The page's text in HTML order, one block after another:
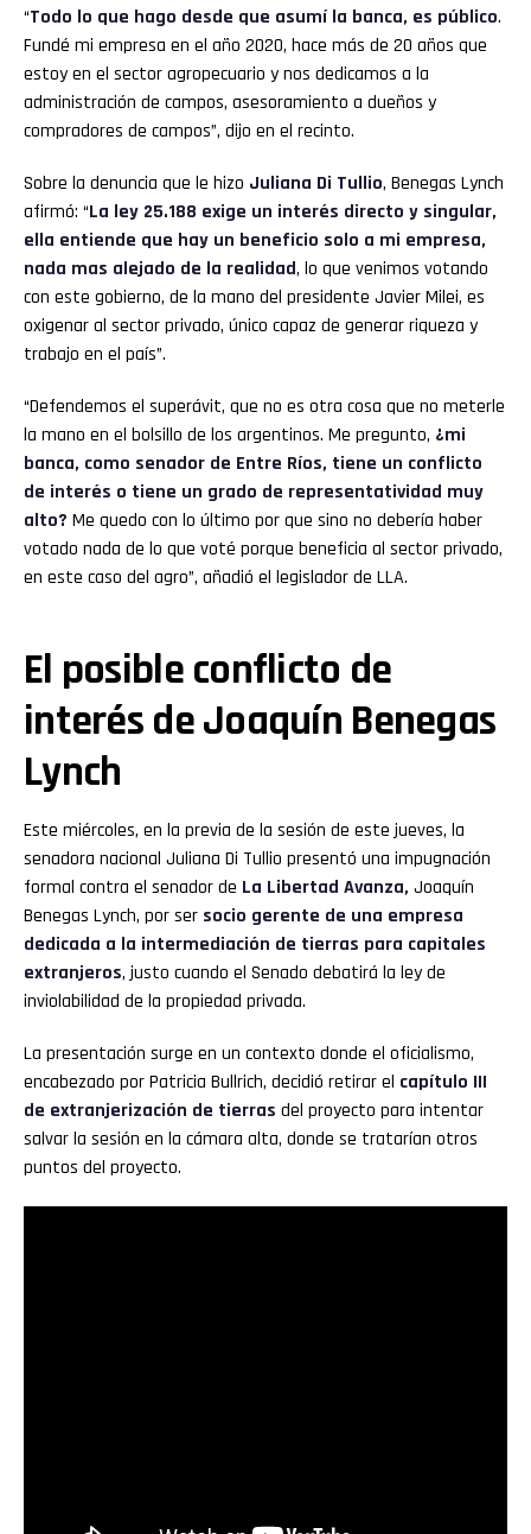
“Todo lo que hago desde que asumí la banca, es público.
Fundé mi empresa en el año 2020, hace más de 20 años que
estoy en el sector agropecuario y nos dedicamos a la
administración de campos, asesoramiento a dueños y
compradores de campos”, dijo en el recinto.
Sobre la denuncia que le hizo Juliana Di Tullio, Benegas Lynch
afirmó: “La ley 25.188 exige un interés directo y singular,
ella entiende que hay un beneficio solo a mi empresa,
nada mas alejado de la realidad, lo que venimos votando
con este gobierno, de la mano del presidente Javier Milei, es
oxigenar al sector privado, único capaz de generar riqueza y
trabajo en el país”.
“Defendemos el superávit, que no es otra cosa que no meterle
la mano en el bolsillo de los argentinos. Me pregunto, ¿mi
banca, como senador de Entre Ríos, tiene un conflicto
de interés o tiene un grado de representatividad muy
alto? Me quedo con lo último por que sino no debería haber
votado nada de lo que voté porque beneficia al sector privado,
en este caso del agro”, añadió el legislador de LLA.
El posible conflicto de
interés de Joaquín Benegas
Lynch
Este miércoles, en la previa de la sesión de este jueves, la
senadora nacional Juliana Di Tullio presentó una impugnación
formal contra el senador de La Libertad Avanza, Joaquín
Benegas Lynch, por ser socio gerente de una empresa
dedicada a la intermediación de tierras para capitales
extranjeros, justo cuando el Senado debatirá la ley de
inviolabilidad de la propiedad privada.
La presentación surge en un contexto donde el oficialismo,
encabezado por Patricia Bullrich, decidió retirar el capítulo III
de extranjerización de tierras del proyecto para intentar
salvar la sesión en la cámara alta, donde se tratarían otros
puntos del proyecto.